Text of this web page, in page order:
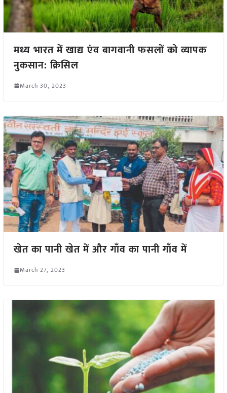
मध्य भारत में खाद्य एंव बागवानी फसलों को व्यापक
नुकसान: क्रिसिल
March 30, 2023
खेत का पानी खेत में और गाँव का पानी गाँव में
March 27, 2023